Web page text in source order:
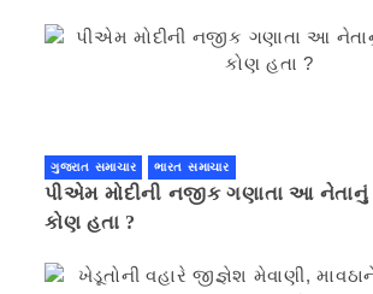
ગુજરાત સમાચાર ભારત સમાચાર
પીએમ મોદીની નજીક ગણાતા આ નેતાનું
કોણ હતા ?